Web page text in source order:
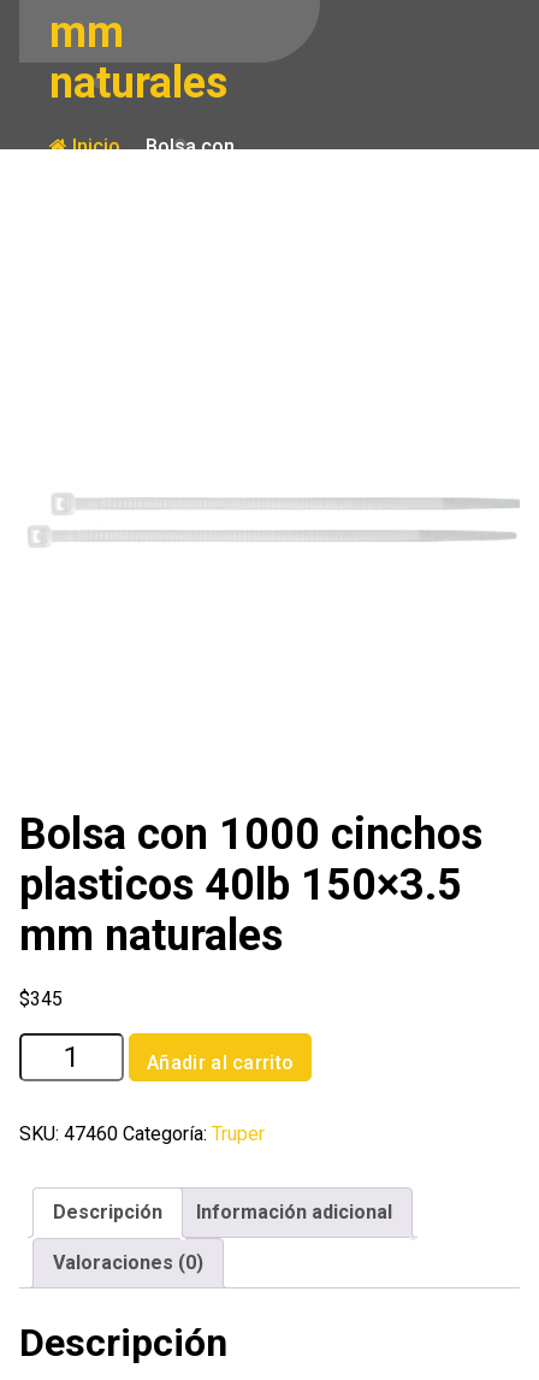
mm
naturales
Inicio
Bolsa con
Bolsa con 1000 cinchos
plasticos 40lb 150×3.5
mm naturales
$345
Bolsa
con
cinchos
40lb
150x3.5
mm
naturales
Añadir al carrito
SKU: 47460 Categoría: Truper
Descripción Información adicional
Valoraciones (0)
Descripción